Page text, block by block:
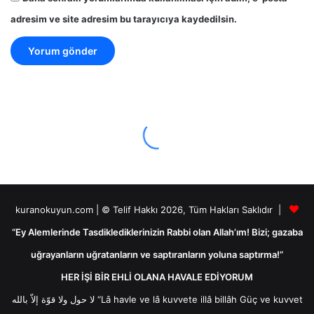
adresim ve site adresim bu tarayıcıya kaydedilsin.
kuranokuyun.com | © Telif Hakkı 2026, Tüm Hakları Saklıdır |
“Ey Alemlerinde Tasdiklediklerinizin Rabbi olan Allah’ım! Bizi; gazaba
uğrayanların uğratanların ve saptıranların yoluna saptırma!”
HER İŞİ BİR EHLİ OLANA HAVALE EDİYORUM
لا حول ولا قوّة إلاّ بالله “Lâ havle ve lâ kuvvete illâ billâh Güç ve kuvvet